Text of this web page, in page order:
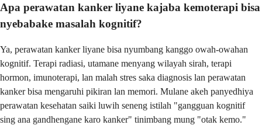
Apa perawatan kanker liyane kajaba kemoterapi bisa
nyebabake masalah kognitif?
Ya, perawatan kanker liyane bisa nyumbang kanggo owah-owahan
kognitif. Terapi radiasi, utamane menyang wilayah sirah, terapi
hormon, imunoterapi, lan malah stres saka diagnosis lan perawatan
kanker bisa mengaruhi pikiran lan memori. Mulane akeh panyedhiya
perawatan kesehatan saiki luwih seneng istilah "gangguan kognitif
sing ana gandhengane karo kanker" tinimbang mung "otak kemo."